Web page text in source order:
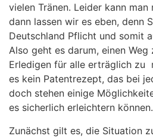
vielen Tränen. Leider kann
dann lassen wir es eben, denn
Deutschland Pflicht und somit
Also geht es darum, einen Weg
Erledigen für alle erträglich zu
es kein Patentrezept, das bei
doch stehen einige
es sicherlich erleichtern können.
Zunächst gilt es, die Situation